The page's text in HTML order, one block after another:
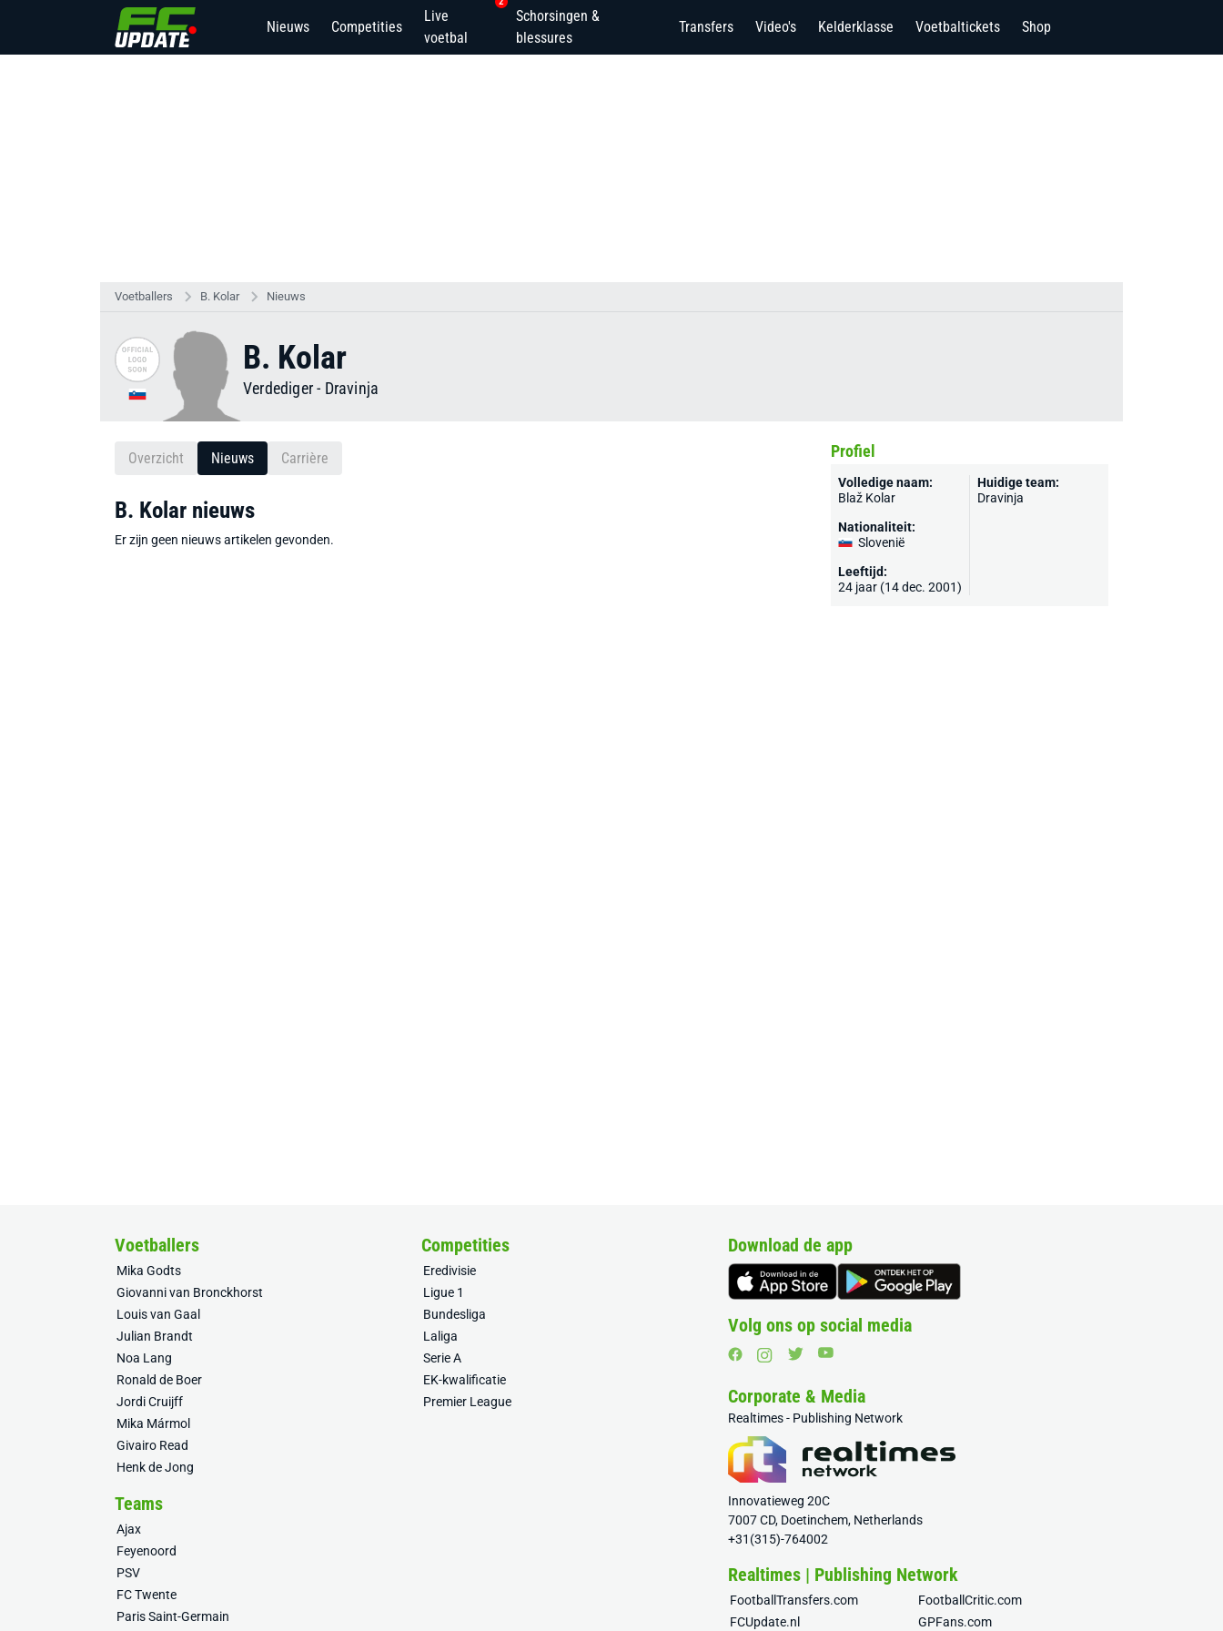
Nieuws Competities
Live
voetbal
Schorsingen &
blessures
Transfers Video's Kelderklasse Voetbaltickets Shop
Voetballers B. Kolar Nieuws
B. Kolar
Verdediger- Dravinja
Overzicht Nieuws Carrière
B. Kolar nieuws
Er zijn geen nieuws artikelen gevonden.
Profiel
Volledige naam:
Blaž Kolar
Nationaliteit:
Slovenië
Leeftijd:
24 jaar (14 dec. 2001)
Huidige team:
Dravinja
Voetballers
Mika Godts
Giovanni van Bronckhorst
Louis van Gaal
Julian Brandt
Noa Lang
Ronald de Boer
Jordi Cruijff
Mika Mármol
Givairo Read
Henk de Jong
Competities
Eredivisie
Ligue 1
Bundesliga
Laliga
Serie A
EK-kwalificatie
Premier League
Teams
Ajax
Feyenoord
PSV
FC Twente
Paris Saint-Germain
Download de app
Volg ons op social media
Corporate & Media
Realtimes - Publishing Network
Innovatieweg 20C
7007 CD, Doetinchem, Netherlands
+31(315)-764002
Realtimes | Publishing Network
FootballTransfers.com
FootballCritic.com
FCUpdate.nl
GPFans.com